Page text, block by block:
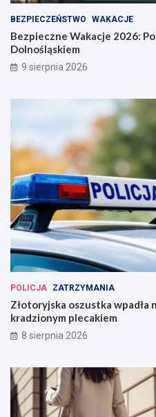
BEZPIECZEŃSTWO WAKACJE
Bezpieczne Wakacje 2026:
Dolnośląskiem
9 sierpnia 2026
POLICJA ZATRZYMANIA
Złotoryjska oszustka wpadła
kradzionym plecakiem
8 sierpnia 2026